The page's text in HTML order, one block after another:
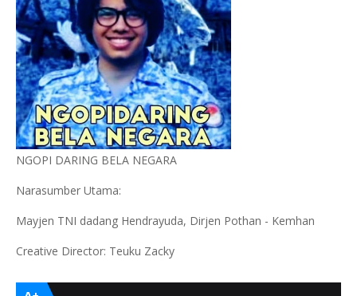
NGOPI DARING BELA NEGARA
Narasumber Utama:
Mayjen TNI dadang Hendrayuda, Dirjen Pothan - Kemhan
Creative Director: Teuku Zacky